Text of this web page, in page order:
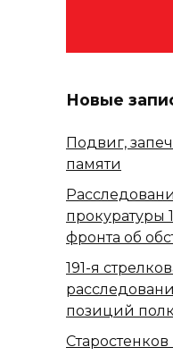
Новые
Подвиг,
памяти
прокуратуры
фронта об
191-я
позиций